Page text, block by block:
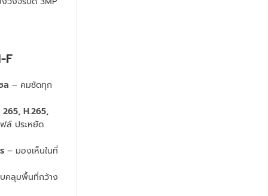
F
ล – คมชัดทุก
H.265,
ล์ ประหยัด
– มองเห็นในที่
คลุมพื้นที่กว้าง